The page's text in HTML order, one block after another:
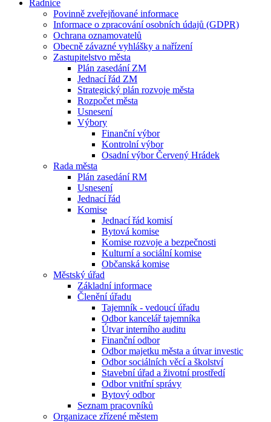
Radnice
Povinně zveřejňované informace
Informace o zpracování osobních údajů (GDPR)
Ochrana oznamovatelů
Obecně závazné vyhlášky a nařízení
Zastupitelstvo města
Plán zasedání ZM
Jednací řád ZM
Strategický plán rozvoje města
Rozpočet města
Usnesení
Výbory
Finanční výbor
Kontrolní výbor
Osadní výbor Červený Hrádek
Rada města
Plán zasedání RM
Usnesení
Jednací řád
Komise
Jednací řád komisí
Bytová komise
Komise rozvoje a bezpečnosti
Kulturní a sociální komise
Občanská komise
Městský úřad
Základní informace
Členění úřadu
Tajemník - vedoucí úřadu
Odbor kancelář tajemníka
Útvar interního auditu
Finanční odbor
Odbor majetku města a útvar investic
Odbor sociálních věcí a školství
Stavební úřad a životní prostředí
Odbor vnitřní správy
Bytový odbor
Seznam pracovníků
Organizace zřízené městem